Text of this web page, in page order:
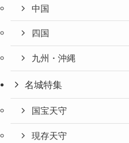
中国
四国
九州・沖縄
名城特集
国宝天守
現存天守